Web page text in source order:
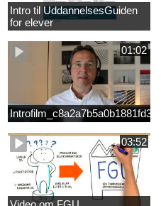
Intro til UddannelsesGuiden
for elever
01:02
03:52